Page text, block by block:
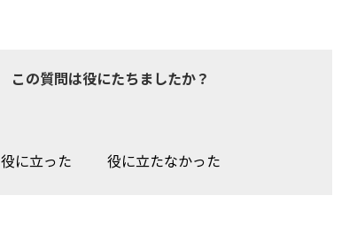
この質問は役にたちましたか？
役に立った 役に立たなかった